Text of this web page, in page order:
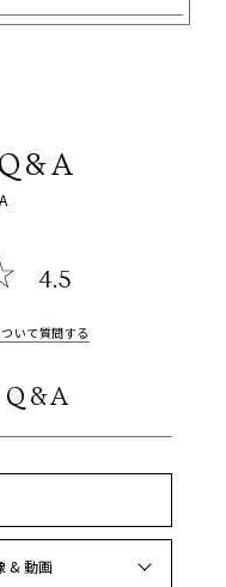
4.5
いて質問する
& 動画